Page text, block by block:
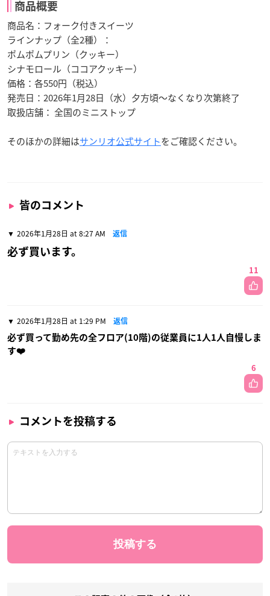
商品概要
商品名：フォーク付きスイーツ
ラインナップ（全2種）：
ポムポムプリン（クッキー）
シナモロール（ココアクッキー）
価格：各550円（税込）
発売日：2026年1月28日（水）夕方頃〜なくなり次第終了
取扱店舗： 全国のミニストップ
そのほかの詳細はサンリオ公式サイトをご確認ください。
皆のコメント
2026年1月28日 at 8:27 AM 返信
必ず買います。
11
2026年1月28日 at 1:29 PM 返信
必ず買って勤め先の全フロア(10階)の従業員に1人1人自慢しま
す❤️
6
コメントを投稿する